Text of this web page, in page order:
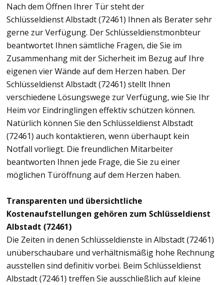
Nach dem Öffnen Ihrer Tür steht der
Schlüsseldienst Albstadt (72461) Ihnen als Berater sehr
gerne zur Verfügung. Der Schlüsseldienstmonbteur
beantwortet Ihnen sämtliche Fragen, die Sie im
Zusammenhang mit der Sicherheit im Bezug auf Ihre
eigenen vier Wände auf dem Herzen haben. Der
Schlüsseldienst Albstadt (72461) stellt Ihnen
verschiedene Lösungswege zur Verfügung, wie Sie Ihr
Heim vor Eindringlingen effektiv schützen können.
Natürlich können Sie den Schlüsseldienst Albstadt
(72461) auch kontaktieren, wenn überhaupt kein
Notfall vorliegt. Die freundlichen Mitarbeiter
beantworten Ihnen jede Frage, die Sie zu einer
möglichen Türöffnung auf dem Herzen haben.
Transparenten und übersichtliche
Kostenaufstellungen gehören zum Schlüsseldienst
Albstadt (72461)
Die Zeiten in denen Schlüsseldienste in Albstadt (72461)
unüberschaubare und verhältnismäßig hohe Rechnung
ausstellen sind definitiv vorbei. Beim Schlüsseldienst
Albstadt (72461) treffen Sie ausschließlich auf kleine